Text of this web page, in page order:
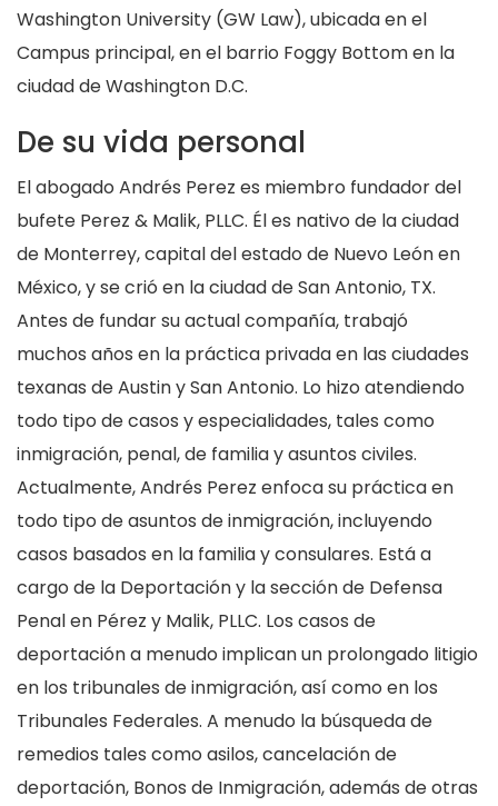
Washington University (GW Law), ubicada en el
Campus principal, en el barrio Foggy Bottom en la
ciudad de Washington D.C.
De su vida personal
El abogado Andrés Perez es miembro fundador del
bufete Perez & Malik, PLLC. Él es nativo de la ciudad
de Monterrey, capital del estado de Nuevo León en
México, y se crió en la ciudad de San Antonio, TX.
Antes de fundar su actual compañía, trabajó
muchos años en la práctica privada en las ciudades
texanas de Austin y San Antonio. Lo hizo atendiendo
todo tipo de casos y especialidades, tales como
inmigración, penal, de familia y asuntos civiles.
Actualmente, Andrés Perez enfoca su práctica en
todo tipo de asuntos de inmigración, incluyendo
casos basados en la familia y consulares. Está a
cargo de la Deportación y la sección de Defensa
Penal en Pérez y Malik, PLLC. Los casos de
deportación a menudo implican un prolongado litigio
en los tribunales de inmigración, así como en los
Tribunales Federales. A menudo la búsqueda de
remedios tales como asilos, cancelación de
deportación, Bonos de Inmigración, además de otras